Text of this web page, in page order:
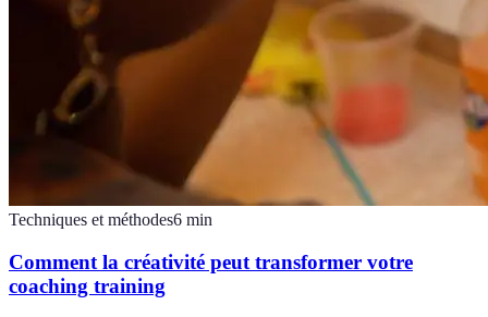
Techniques et méthodes6 min
Comment la créativité peut transformer votre
coaching training